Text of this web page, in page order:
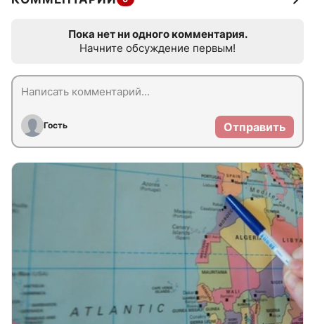
Пока нет ни одного комментария.
Начните обсуждение первым!
Гость Отправить